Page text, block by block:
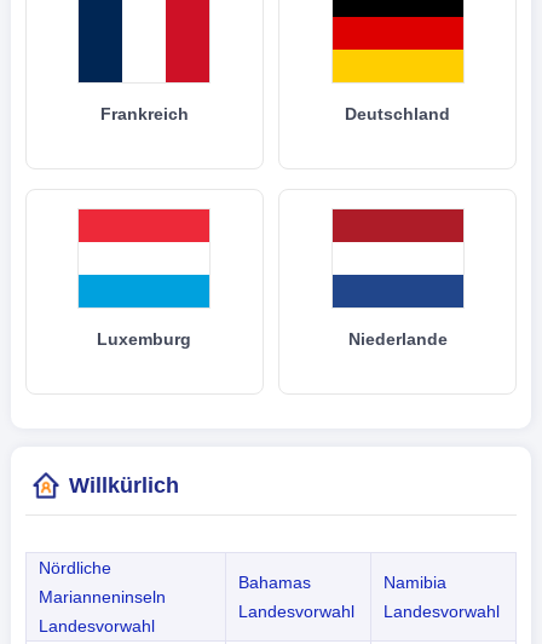
Frankreich Deutschland
Luxemburg Niederlande
Willkürlich
Nördliche
Marianneninseln
Landesvorwahl
Bahamas
Landesvorwahl
Namibia
Landesvorwahl